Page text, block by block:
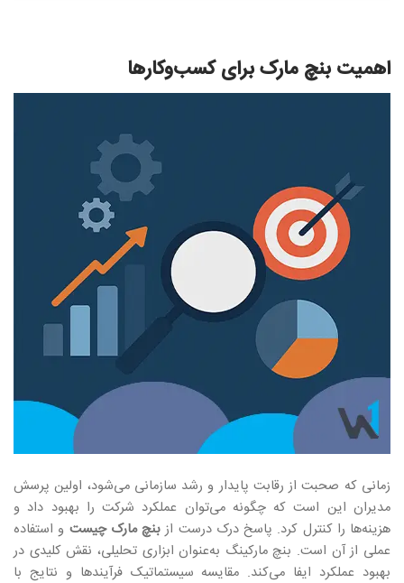
اهمیت بنچ مارک برای کسب‌وکارها
زمانی که صحبت از رقابت پایدار و رشد سازمانی می‌شود، اولین پرسش
مدیران این است که چگونه می‌توان عملکرد شرکت را بهبود داد و
هزینه‌ها را کنترل کرد. پاسخ درک درست ازبنچ مارک چیست و استفاده
عملی از آن است. بنچ مارکینگ به‌عنوان ابزاری تحلیلی، نقش کلیدی در
بهبود عملکرد ایفا می‌کند. مقایسه سیستماتیک فرآیندها و نتایج با